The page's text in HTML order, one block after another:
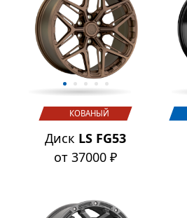
КОВАНЫЙ
Диск LS FG53
от 37000 ₽